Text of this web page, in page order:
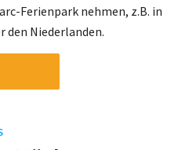
Ferienpark nehmen, z.B. in
den Niederlanden.